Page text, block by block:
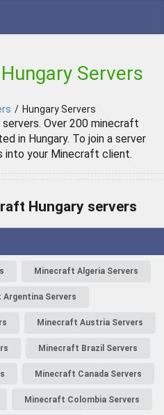
Servers
/ Hungary Servers
Over 200 minecraft
in Hungary. To join a server
into your Minecraft client.
Hungary servers
Minecraft Algeria Servers
Servers
Minecraft Austria Servers
Minecraft Brazil Servers
Minecraft Canada Servers
Minecraft Colombia Servers